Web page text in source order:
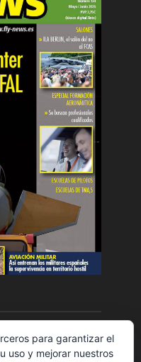
para garantizar el
uso y mejorar nuestros